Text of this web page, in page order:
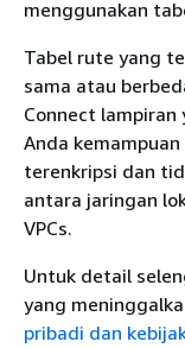
menggunakan
Tabel rute yang
sama atau
Connect lampiran
Anda
terenkripsi dan
antara jaringan
VPCs.
Untuk detail
yang
pribadi dan